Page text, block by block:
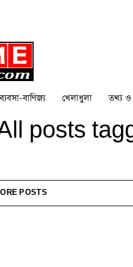
বাণিজ্য খেলাধুলা তথ্য ও
posts
POSTS